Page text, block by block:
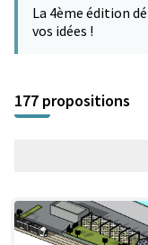
−
La 4ème édition
vos idées !
177 propositions